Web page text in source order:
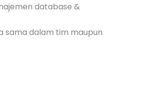
database &
sama dalam tim maupun